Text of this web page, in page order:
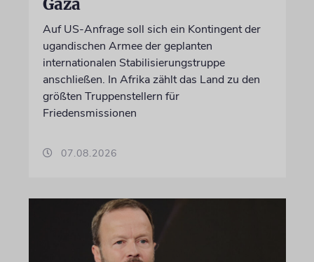
Auf US-Anfrage soll sich ein Kontingent der
ugandischen Armee der geplanten
internationalen Stabilisierungstruppe
anschließen. In Afrika zählt das Land zu den
größten Truppenstellern für
Friedensmissionen
07.08.2026